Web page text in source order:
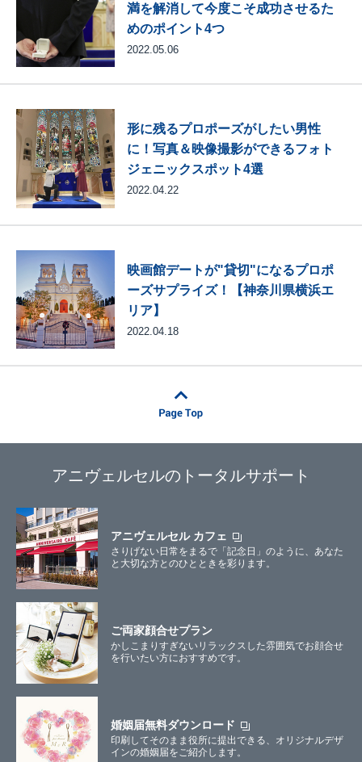
満を解消して今度こそ成功させるた
めのポイント4つ
2022.05.06
形に残るプロポーズがしたい男性
に！写真＆映像撮影ができるフォト
ジェニックスポット4選
2022.04.22
映画館デートが"貸切"になるプロポ
ーズサプライズ！【神奈川県横浜エ
リア】
2022.04.18
アニヴェルセルのトータルサポート
アニヴェルセル カフェ
さりげない日常をまるで「記念日」のように、あなた
と大切な方とのひとときを彩ります。
ご両家顔合せプラン
かしこまりすぎないリラックスした雰囲気でお顔合せ
を行いたい方におすすめです。
婚姻届無料ダウンロード
印刷してそのまま役所に提出できる、オリジナルデザ
インの婚姻届をご紹介します。